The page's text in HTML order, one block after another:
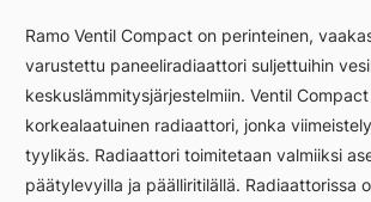
200
1600
määrä
Ramo Ventil Compact on perinteinen,
varustettu paneeliradiaattori suljettuihin
keskuslämmitysjärjestelmiin. Ventil
korkealaatuinen radiaattori, jonka
tyylikäs. Radiaattori toimitetaan valmiiksi
päätylevyilla ja päälliritilällä. Radiaattorissa